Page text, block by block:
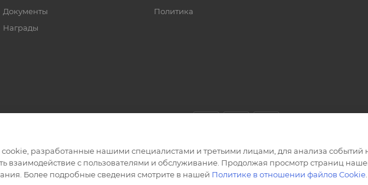
Документы
Награды
Политика
магазин
разработанные нашими специалистами и третьими лицами, для анализа событий
взаимодействие с пользователями и обслуживание. Продолжая просмотр страниц
Более подробные сведения смотрите в нашей Политике в отношении файлов Cookie